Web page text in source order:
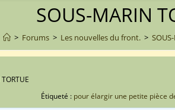
SOUS-MARIN
> Forums > Les nouvelles du front. >
Étiqueté : pour élargir une petite pièce